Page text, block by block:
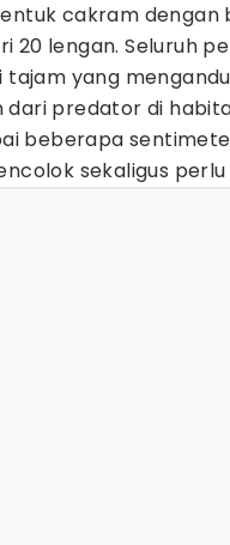
cakram dengan
20 lengan. Seluruh
yang
predator di
beberapa
sekaligus perlu